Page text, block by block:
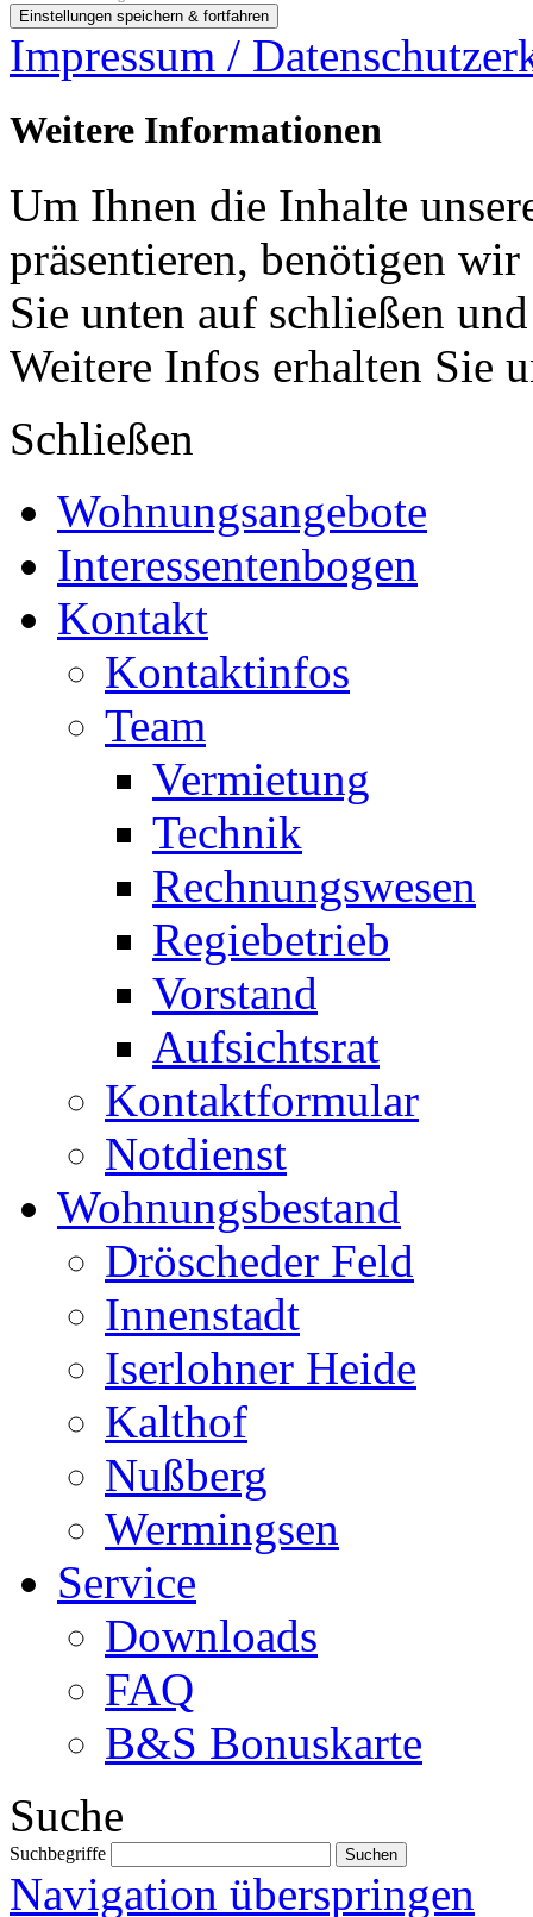
Impressum /
Weitere Informationen
Um Ihnen die Inhalte
präsentieren, benötigen
Sie unten auf schließen
Weitere Infos erhalten Sie
Schließen
Wohnungsangebote
Interessentenbogen
Kontakt
Kontaktinfos
Team
Vermietung
Technik
Rechnungswesen
Regiebetrieb
Vorstand
Aufsichtsrat
Kontaktformular
Notdienst
Wohnungsbestand
Dröscheder Feld
Innenstadt
Iserlohner Heide
Kalthof
Nußberg
Wermingsen
Service
Downloads
FAQ
B&S Bonuskarte
Suche
Suchbegriffe
Navigation überspringen